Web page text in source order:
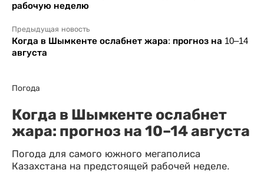
рабочую неделю
Предыдущая новость
Когда в Шымкенте ослабнет жара: прогноз на 10–14
августа
Погода
Когда в Шымкенте ослабнет
жара: прогноз на 10–14 августа
Погода для самого южного мегаполиса
Казахстана на предстоящей рабочей неделе.